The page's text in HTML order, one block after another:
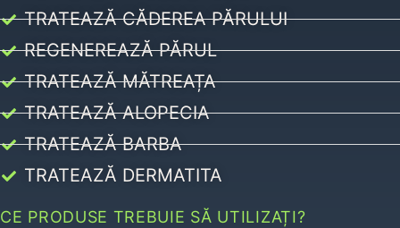
TRATEAZĂ CĂDEREA PĂRULUI
REGENEREAZĂ PĂRUL
TRATEAZĂ MĂTREAȚA
TRATEAZĂ ALOPECIA
TRATEAZĂ BARBA
TRATEAZĂ DERMATITA
CE PRODUSE TREBUIE SĂ UTILIZAȚI?